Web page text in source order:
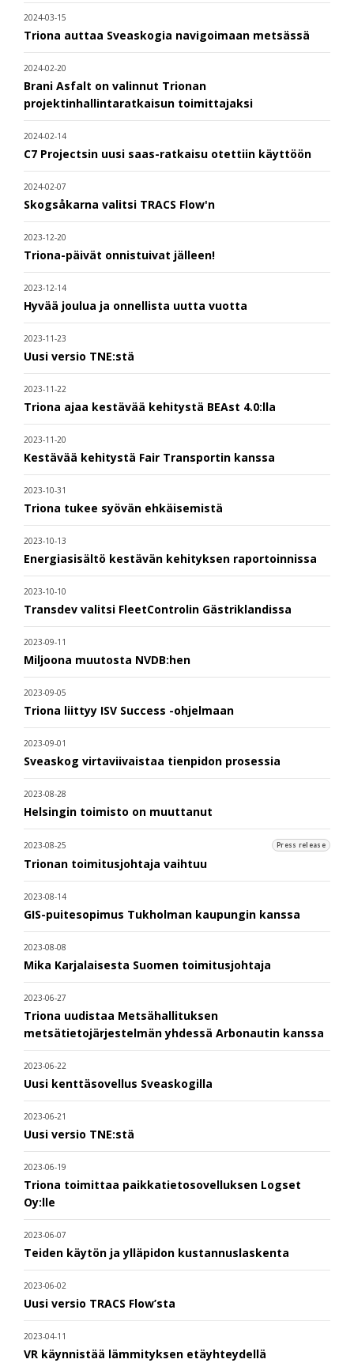
2024-03-15
Triona auttaa Sveaskogia navigoimaan metsässä
2024-02-20
Brani Asfalt on valinnut Trionan
projektinhallintaratkaisun toimittajaksi
2024-02-14
C7 Projectsin uusi saas-ratkaisu otettiin käyttöön
2024-02-07
Skogsåkarna valitsi TRACS Flow'n
2023-12-20
Triona-päivät onnistuivat jälleen!
2023-12-14
Hyvää joulua ja onnellista uutta vuotta
2023-11-23
Uusi versio TNE:stä
2023-11-22
Triona ajaa kestävää kehitystä BEAst 4.0:lla
2023-11-20
Kestävää kehitystä Fair Transportin kanssa
2023-10-31
Triona tukee syövän ehkäisemistä
2023-10-13
Energiasisältö kestävän kehityksen raportoinnissa
2023-10-10
Transdev valitsi FleetControlin Gästriklandissa
2023-09-11
Miljoona muutosta NVDB:hen
2023-09-05
Triona liittyy ISV Success -ohjelmaan
2023-09-01
Sveaskog virtaviivaistaa tienpidon prosessia
2023-08-28
Helsingin toimisto on muuttanut
2023-08-25 Press release
Trionan toimitusjohtaja vaihtuu
2023-08-14
GIS-puitesopimus Tukholman kaupungin kanssa
2023-08-08
Mika Karjalaisesta Suomen toimitusjohtaja
2023-06-27
Triona uudistaa Metsähallituksen
metsätietojärjestelmän yhdessä Arbonautin kanssa
2023-06-22
Uusi kenttäsovellus Sveaskogilla
2023-06-21
Uusi versio TNE:stä
2023-06-19
Triona toimittaa paikkatietosovelluksen Logset
Oy:lle
2023-06-07
Teiden käytön ja ylläpidon kustannuslaskenta
2023-06-02
Uusi versio TRACS Flow’sta
2023-04-11
VR käynnistää lämmityksen etäyhteydellä